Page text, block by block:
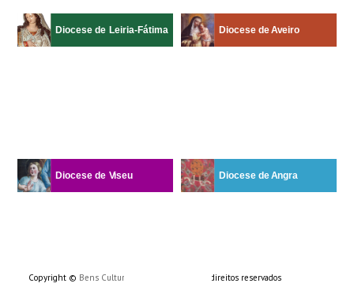
Copyright © Bens Culturais da Igreja - Todos os direitos reservados